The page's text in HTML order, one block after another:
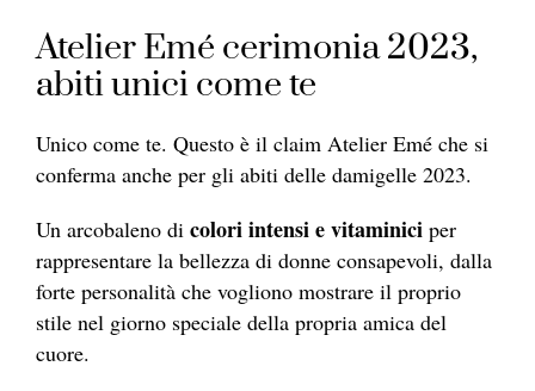
Atelier Emé cerimonia 2023,
abiti unici come te
Unico come te. Questo è il claim Atelier Emé che si
conferma anche per gli abiti delle damigelle 2023.
Un arcobaleno di colori intensi e vitaminici per
rappresentare la bellezza di donne consapevoli, dalla
forte personalità che vogliono mostrare il proprio
stile nel giorno speciale della propria amica del
cuore.